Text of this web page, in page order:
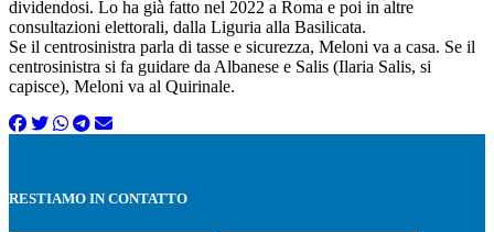
dividendosi. Lo ha già fatto nel 2022 a Roma e poi in altre
consultazioni elettorali, dalla Liguria alla Basilicata.
Se il centrosinistra parla di tasse e sicurezza, Meloni va a casa. Se il
centrosinistra si fa guidare da Albanese e Salis (Ilaria Salis, si
capisce), Meloni va al Quirinale.
RESTIAMO IN CONTATTO